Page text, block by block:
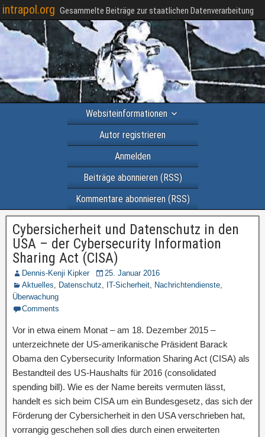
intrapol.org Gesammelte Beiträge zur staatlichen Datenverarbeitung
Websiteinformationen
Autor registrieren
Anmelden
Beiträge abonnieren (RSS)
Kommentare abonnieren (RSS)
Cybersicherheit und Datenschutz in den
USA – der Cybersecurity Information
Sharing Act (CISA)
Dennis-Kenji Kipker
25. Januar 2016
Aktuelles, Datenschutz, IT-Sicherheit, Nachrichtendienste,
Überwachung
Comments
Vor in etwa einem Monat – am 18. Dezember 2015 –
unterzeichnete der US-amerikanische Präsident Barack
Obama den Cybersecurity Information Sharing Act (CISA) als
Bestandteil des US-Haushalts für 2016 (consolidated
spending bill). Wie es der Name bereits vermuten lässt,
handelt es sich beim CISA um ein Bundesgesetz, das sich der
Förderung der Cybersicherheit in den USA verschrieben hat,
vorrangig geschehen soll dies durch einen erweiterten